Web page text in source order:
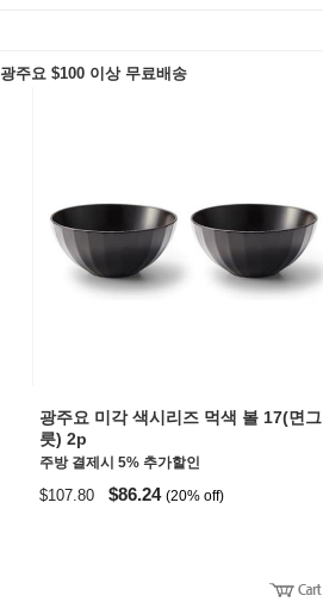
광주요 $100 이상 무료배송
광주요 미각 색시리즈 먹색 볼 17(면그
릇) 2p
주방 결제시 5% 추가할인
$107.80 $86.24 (20% off)